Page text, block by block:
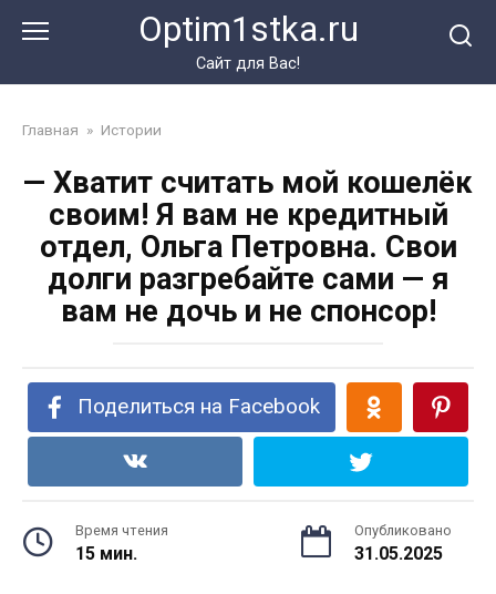
Optim1stka.ru
Сайт для Вас!
Главная » Истории
— Хватит считать мой кошелёк
своим! Я вам не кредитный
отдел, Ольга Петровна. Свои
долги разгребайте сами — я
вам не дочь и не спонсор!
Поделиться на Facebook
Время чтения
15 мин.
Опубликовано
31.05.2025